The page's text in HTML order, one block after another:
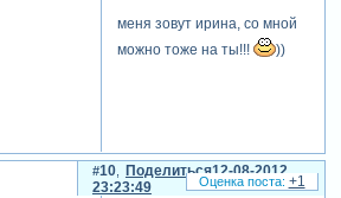
меня зовут ирина, со мной
можно тоже на ты!!!
))
Поделиться
10
12-08-2012
23:23:49
+1